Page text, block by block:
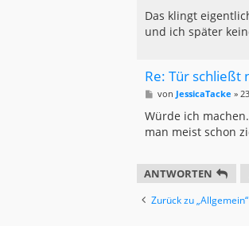
i
t
r
Das klingt
und ich später
Re: Tür schließt
B
i
t
r
von JessicaTacke »
Würde ich
man meist schon
ANTWORTEN
Zurück zu „Allgemein“